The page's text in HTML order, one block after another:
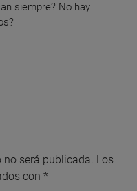
siempre? No hay
no será publicada. Los
con *